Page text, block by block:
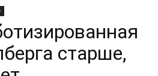
старше,